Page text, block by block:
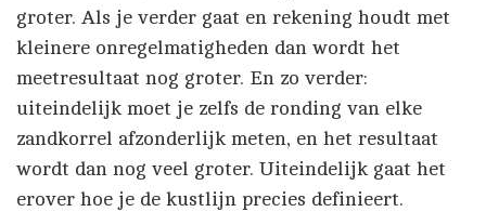
groter. Als je verder gaat en rekening houdt met
kleinere onregelmatigheden dan wordt het
meetresultaat nog groter. En zo verder:
uiteindelijk moet je zelfs de ronding van elke
zandkorrel afzonderlijk meten, en het resultaat
wordt dan nog veel groter. Uiteindelijk gaat het
erover hoe je de kustlijn precies definieert.